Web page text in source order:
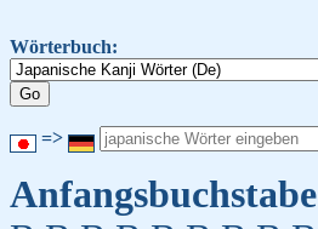
Wörterbuch:
=>
Anfangsbuchstabe